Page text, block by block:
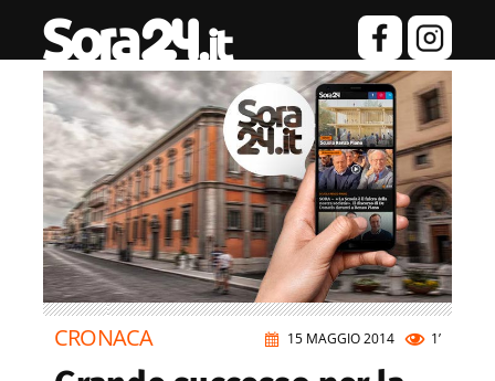
15 MAGGIO 2014 1’
CRONACA